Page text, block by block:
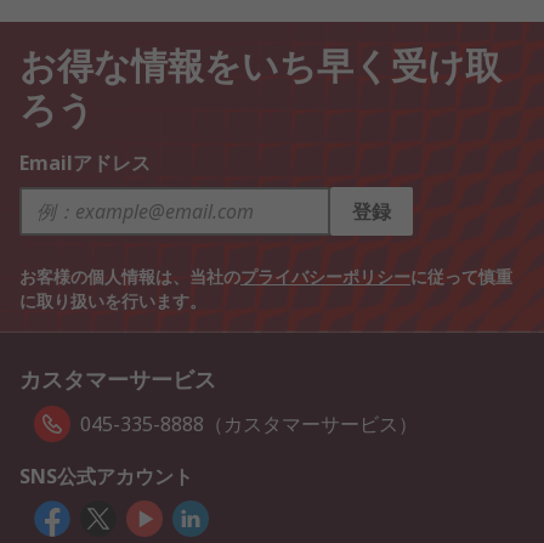
お得な情報をいち早く受け取
ろう
Emailアドレス
登録
お客様の個人情報は、当社のプライバシーポリシーに従って慎重
に取り扱いを行います。
カスタマーサービス
045-335-8888（カスタマーサービス）
SNS公式アカウント